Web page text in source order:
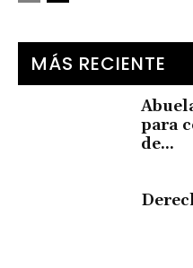
MÁS RECIENTE
para
de...